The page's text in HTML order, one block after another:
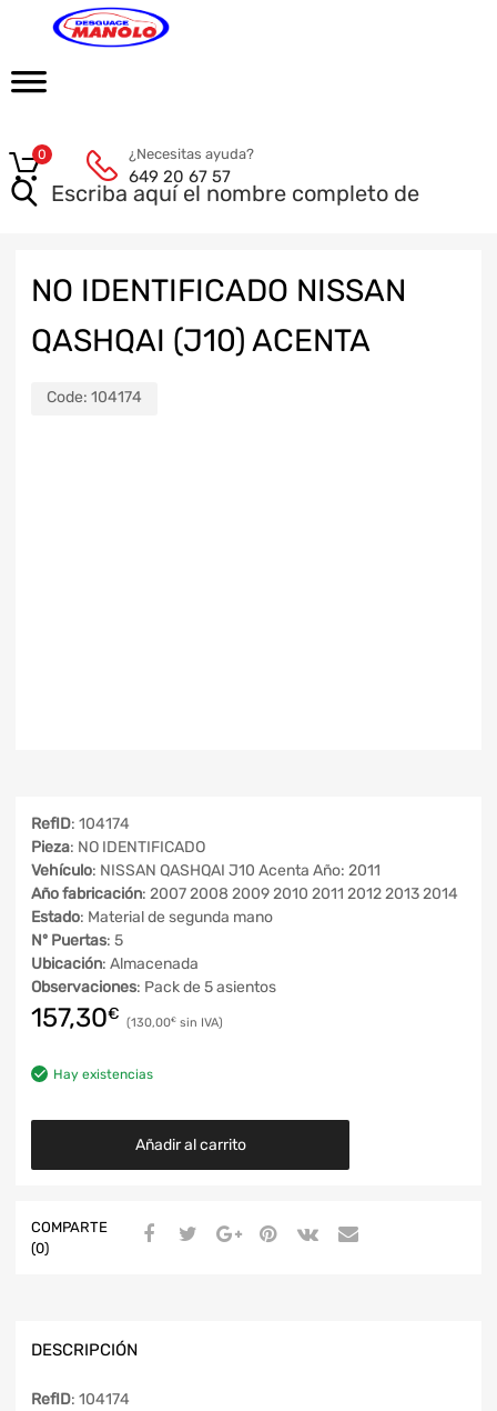
¿Necesitas ayuda?
649 20 67 57
0
NO IDENTIFICADO NISSAN
QASHQAI (J10) ACENTA
Code: 104174
RefID: 104174
Pieza: NO IDENTIFICADO
Vehículo: NISSAN QASHQAI J10 Acenta Año: 2011
Año fabricación: 2007 2008 2009 2010 2011 2012 2013 2014
Estado: Material de segunda mano
Nº Puertas: 5
Ubicación: Almacenada
Observaciones: Pack de 5 asientos
157,30€ 130,00€
Hay existencias
Añadir al carrito
COMPARTE
(0)
DESCRIPCIÓN
RefID: 104174